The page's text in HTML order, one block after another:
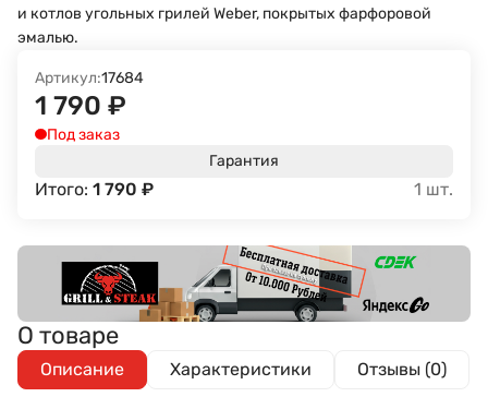
и котлов угольных грилей Weber, покрытых фарфоровой
эмалью.
Артикул:17684
1 790 ₽
Под заказ
Гарантия
Итого: 1 790 ₽ 1 шт.
О товаре
Описание Характеристики Отзывы (0)